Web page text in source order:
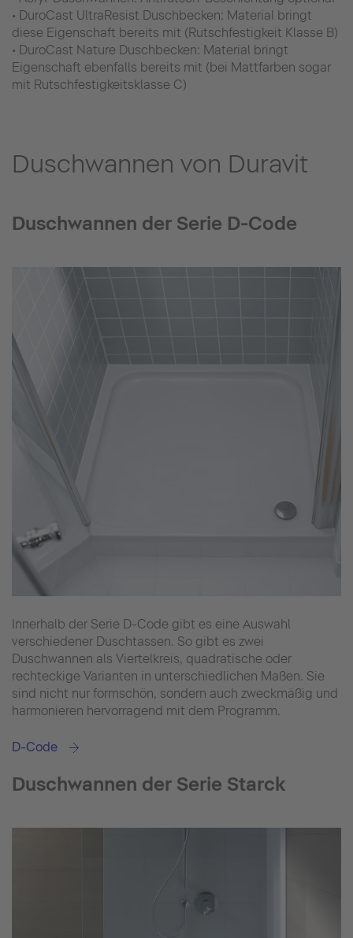
• DuroCast UltraResist Duschbecken: Material bringt
diese Eigenschaft bereits mit (Rutschfestigkeit Klasse B)
• DuroCast Nature Duschbecken: Material bringt
Eigenschaft ebenfalls bereits mit (bei Mattfarben sogar
mit Rutschfestigkeitsklasse C)
Duschwannen von Duravit
Duschwannen der Serie D-Code
Innerhalb der Serie D-Code gibt es eine Auswahl
verschiedener Duschtassen. So gibt es zwei
Duschwannen als Viertelkreis, quadratische oder
rechteckige Varianten in unterschiedlichen Maßen. Sie
sind nicht nur formschön, sondern auch zweckmäßig und
harmonieren hervorragend mit dem Programm.
D-Code
Duschwannen der Serie Starck